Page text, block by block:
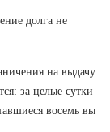
долга не
на выдачу
за целые сутки
восемь вы